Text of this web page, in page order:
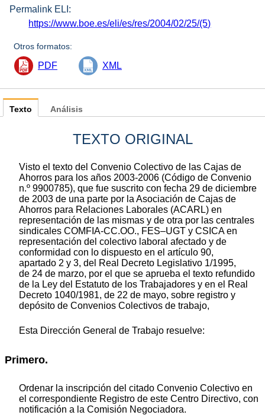
Permalink ELI:
https://www.boe.es/eli/es/res/2004/02/25/(5)
Otros formatos:
PDF XML
Texto
TEXTO ORIGINAL
Visto el texto del Convenio Colectivo de las Cajas de
Ahorros para los años 2003-2006 (Código de Convenio
n.º 9900785), que fue suscrito con fecha 29 de diciembre
de 2003 de una parte por la Asociación de Cajas de
Ahorros para Relaciones Laborales (ACARL) en
representación de las mismas y de otra por las centrales
sindicales COMFIA-CC.OO., FES‒UGT y CSICA en
representación del colectivo laboral afectado y de
conformidad con lo dispuesto en el artículo 90,
apartado 2 y 3, del Real Decreto Legislativo 1/1995,
de 24 de marzo, por el que se aprueba el texto refundido
de la Ley del Estatuto de los Trabajadores y en el Real
Decreto 1040/1981, de 22 de mayo, sobre registro y
depósito de Convenios Colectivos de trabajo,
Esta Dirección General de Trabajo resuelve:
Primero.
Ordenar la inscripción del citado Convenio Colectivo en
el correspondiente Registro de este Centro Directivo, con
notificación a la Comisión Negociadora.
Análisis